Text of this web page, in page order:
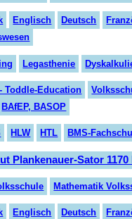
Englisch Deutsch Fran
Legasthenie
Toddle-Education
BAfEP, BASOP
HLW HTL BMS-
Plankenauer-Sator 1170
Mathematik
Englisch Deutsch Fran